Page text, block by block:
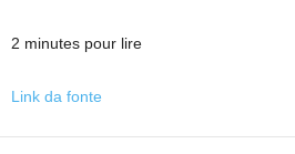
2 minutes pour lire
Link da fonte